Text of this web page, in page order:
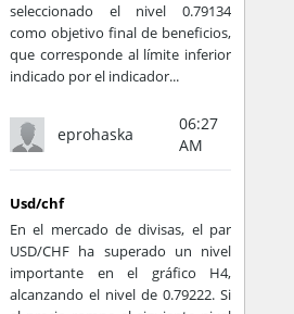
seleccionado el nivel 0.79134
como objetivo final de beneficios,
que corresponde al límite inferior
indicado por el indicador...
eprohaska
06:27
AM
Usd/chf
En el mercado de divisas, el par
USD/CHF ha superado un nivel
importante en el gráfico H4,
alcanzando el nivel de 0.79222. Si